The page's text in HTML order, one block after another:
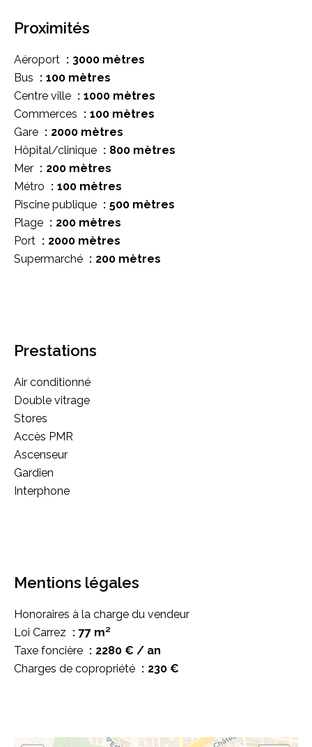
Proximités
Aéroport
3000 mètres
Bus
100 mètres
Centre ville
1000 mètres
Commerces
100 mètres
Gare
2000 mètres
Hôpital/clinique
800 mètres
Mer
200 mètres
Métro
100 mètres
Piscine publique
500 mètres
Plage
200 mètres
Port
2000 mètres
Supermarché
200 mètres
Prestations
Air conditionné
Double vitrage
Stores
Accès PMR
Ascenseur
Gardien
Interphone
Mentions légales
Honoraires à la charge du vendeur
Loi Carrez
77 m²
Taxe foncière
2280 € / an
Charges de copropriété
230 €